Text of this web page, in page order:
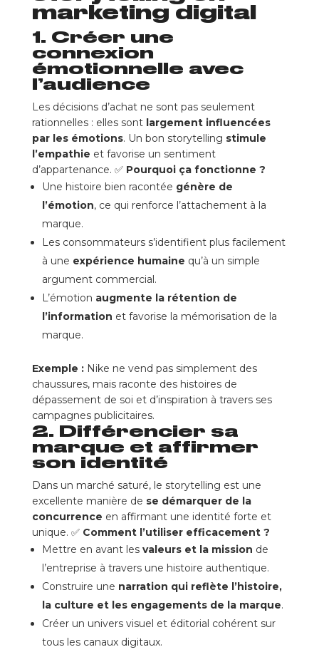
marketing digital
1. Créer une
connexion
émotionnelle avec
l’audience
Les décisions d’achat ne sont pas seulement
rationnelles : elles sont largement influencées
par les émotions. Un bon storytelling stimule
l’empathie et favorise un sentiment
d’appartenance. ✅ Pourquoi ça fonctionne ?
Une histoire bien racontée génère de
l’émotion, ce qui renforce l’attachement à la
marque.
Les consommateurs s’identifient plus facilement
à une expérience humaine qu’à un simple
argument commercial.
L’émotion augmente la rétention de
l’information et favorise la mémorisation de la
marque.
Exemple :Nike ne vend pas simplement des
chaussures, mais raconte des histoires de
dépassement de soi et d’inspiration à travers ses
campagnes publicitaires.
2. Différencier sa
marque et affirmer
son identité
Dans un marché saturé, le storytelling est une
excellente manière de se démarquer de la
concurrence en affirmant une identité forte et
unique. ✅ Comment l’utiliser efficacement ?
Mettre en avant les valeurs et la mission de
l’entreprise à travers une histoire authentique.
Construire une narration qui reflète l’histoire,
la culture et les engagements de la marque.
Créer un univers visuel et éditorial cohérent sur
tous les canaux digitaux.